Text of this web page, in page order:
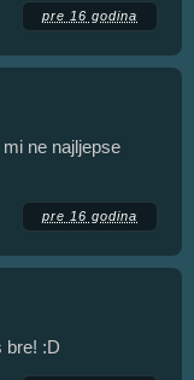
pre 16 godina
ne najljepse
pre 16 godina
bre! :D